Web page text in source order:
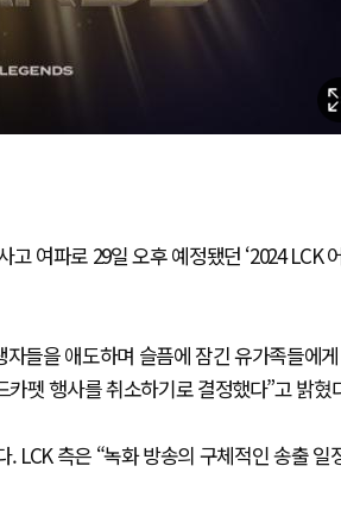
여파로 29일 오후 예정됐던 ‘2024 LCK
들을 애도하며 슬픔에 잠긴 유가족들에
펫 행사를 취소하기로 결정했다”고 밝혔
LCK 측은 “녹화 방송의 구체적인 송출 일